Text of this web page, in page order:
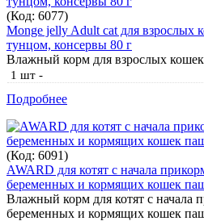
(Код: 6077)
Monge jelly Adult cat для взрослых
тунцом, консервы 80 г
Влажный корм для взрослых
1 шт -
Подробнее
(Код: 6091)
AWARD для котят с начала
беременных и кормящих кошек
Влажный корм для котят с начала
беременных и кормящих кошек